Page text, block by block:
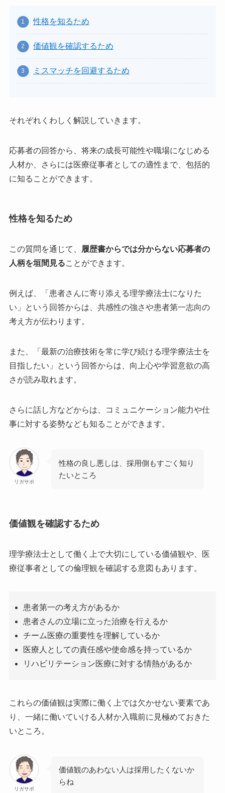
性格を知るため
価値観を確認するため
ミスマッチを回避するため
それぞれくわしく解説していきます。
応募者の回答から、将来の成長可能性や職場になじめる
人材か、さらには医療従事者としての適性まで、包括的
に知ることができます。
性格を知るため
この質問を通じて、
履歴書からでは分からない応募者の
人柄を垣間見ることができます。
例えば、「患者さんに寄り添える理学療法士になりた
い」という回答からは、共感性の強さや患者第一志向の
考え方が伝わります。
また、「最新の治療技術を常に学び続ける理学療法士を
目指したい」という回答からは、向上心や学習意欲の高
さが読み取れます。
さらに話し方などからは、コミュニケーション能力や仕
事に対する姿勢なども知ることができます。
リガサポ
性格の良し悪しは、採用側もすごく知り
たいところ
価値観を確認するため
理学療法士として働く上で大切にしている価値観や、医
療従事者としての倫理観を確認する意図もあります。
患者第一の考え方があるか
患者さんの立場に立った治療を行えるか
チーム医療の重要性を理解しているか
医療人としての責任感や使命感を持っているか
リハビリテーション医療に対する情熱があるか
これらの価値観は実際に働く上では欠かせない要素であ
り、一緒に働いていける人材か入職前に見極めておきた
いところ。
リガサポ
価値観のあわない人は採用したくないか
らね